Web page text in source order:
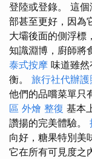
登陸或登錄。 這
部甚至更好，因為
大壩後面的側浮標
知識淵博，廚師將
泰式按摩 味道雖
衡。 旅行社代辦護
他們的品嚐菜單只
區 外燴 整復 基本
讚揚的完美體驗。
向好，糖果特別美
它在所有可見度之